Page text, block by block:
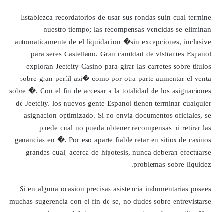
Establezca recordatorios de usar sus rondas suin cual termine
nuestro tiempo; las recompensas vencidas se eliminan
automaticamente de el liquidacion �sin excepciones, inclusive
para seres Castellano. Gran cantidad de visitantes Espanol
exploran Jeetcity Casino para girar las carretes sobre titulos
sobre gran perfil asi� como por otra parte aumentar el venta
sobre �. Con el fin de accesar a la totalidad de los asignaciones
de Jeetcity, los nuevos gente Espanol tienen terminar cualquier
asignacion optimizado. Si no envia documentos oficiales, se
puede cual no pueda obtener recompensas ni retirar las
ganancias en �. Por eso aparte fiable retar en sitios de casinos
grandes cual, acerca de hipotesis, nunca deberan efectuarse
problemas sobre liquidez.
Si en alguna ocasion precisas asistencia indumentarias posees
muchas sugerencia con el fin de se, no dudes sobre entrevistarse